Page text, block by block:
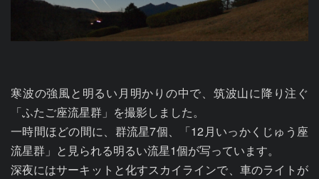
寒波の強風と明るい月明かりの中で、筑波山に降り注ぐ
「ふたご座流星群」を撮影しました。
一時間ほどの間に、群流星7個、「12月いっかくじゅう座
流星群」と見られる明るい流星1個が写っています。
深夜にはサーキットと化すスカイラインで、車のライトが